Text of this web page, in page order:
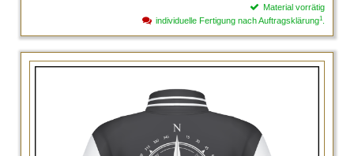
Material vorrätig
individuelle Fertigung nach Auftragsklärung1